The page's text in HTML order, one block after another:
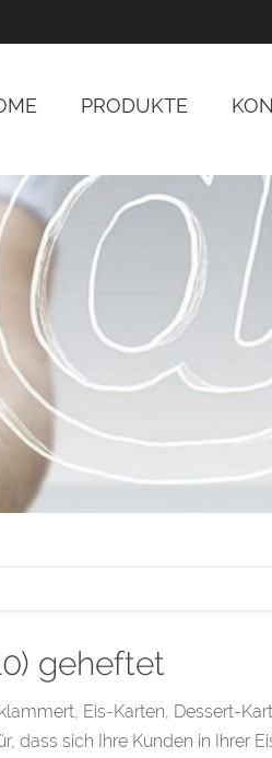
PRODUKTE
geheftet
Eis-Karten, Dessert-
dass sich Ihre Kunden in Ihrer